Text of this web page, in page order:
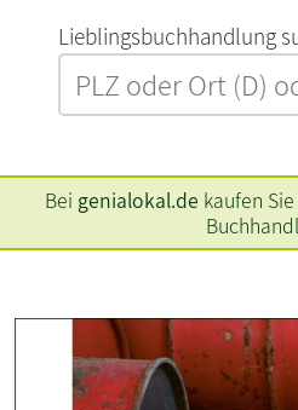
L‍i‍e‍b‍l‍i‍n‍g‍s‍b‍u‍c‍h‍h‍a‍n‍d‍l‍u‍n‍g‍
Bei genialokal.de kaufen